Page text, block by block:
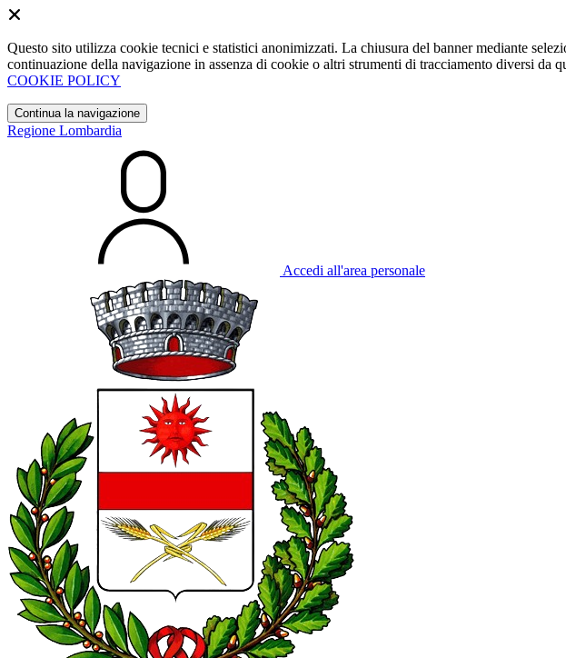
Questo sito utilizza cookie tecnici e statistici anonimizzati. La chiusura del banner mediante
continuazione della navigazione in assenza di cookie o altri strumenti di tracciamento diversi da
COOKIE POLICY
Continua la navigazione
Regione Lombardia
Accedi all'area personale